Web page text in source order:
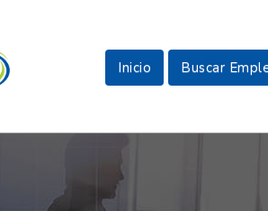
Inicio Buscar